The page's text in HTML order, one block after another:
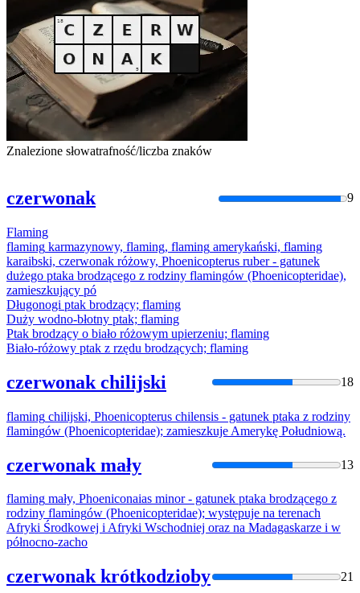
Znalezione słowatrafność/liczba znaków
czerwonak 9
Flaming
flaming karmazynowy, flaming, flaming amerykański, flaming
karaibski, czerwonak różowy, Phoenicopterus ruber - gatunek
dużego ptaka brodzącego z rodziny flamingów (Phoenicopteridae),
zamieszkujący pó
Długonogi ptak brodzący; flaming
Duży wodno-błotny ptak; flaming
Ptak brodzący o biało różowym upierzeniu; flaming
Biało-różowy ptak z rzędu brodzących; flaming
czerwonak chilijski 18
flaming chilijski, Phoenicopterus chilensis - gatunek ptaka z rodziny
flamingów (Phoenicopteridae); zamieszkuje Amerykę Południową.
czerwonak mały 13
flaming mały, Phoeniconaias minor - gatunek ptaka brodzącego z
rodziny flamingów (Phoenicopteridae); występuje na terenach
Afryki Środkowej i Afryki Wschodniej oraz na Madagaskarze i w
północno-zacho
czerwonak krótkodzioby 21